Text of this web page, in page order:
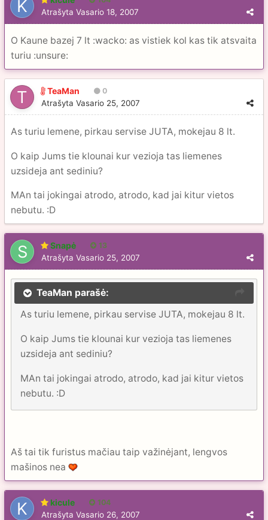
Atrašyta Vasario 18, 2007
O Kaune bazej 7 lt :wacko: as vistiek kol kas tik atsvaita
turiu :unsure:
TeaMan 0
Atrašyta Vasario 25, 2007
As turiu lemene, pirkau servise JUTA, mokejau 8 lt.
O kaip Jums tie klounai kur vezioja tas liemenes
uzsideja ant sediniu?
MAn tai jokingai atrodo, atrodo, kad jai kitur vietos
nebutu. :D
Snapė 13
Atrašyta Vasario 25, 2007
TeaMan parašė:
As turiu lemene, pirkau servise JUTA, mokejau 8 lt.
O kaip Jums tie klounai kur vezioja tas liemenes
uzsideja ant sediniu?
MAn tai jokingai atrodo, atrodo, kad jai kitur vietos
nebutu. :D
Aš tai tik furistus mačiau taip važinėjant, lengvos
mašinos nea
kicule 104
Atrašyta Vasario 26, 2007